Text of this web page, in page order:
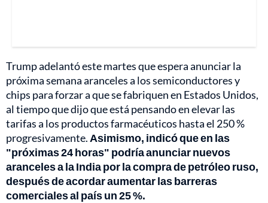
Trump adelantó este martes que espera anunciar la
próxima semana aranceles a los semiconductores y
chips para forzar a que se fabriquen en Estados Unidos,
al tiempo que dijo que está pensando en elevar las
tarifas a los productos farmacéuticos hasta el 250 %
progresivamente. Asimismo, indicó que en las
"próximas 24 horas" podría anunciar nuevos
aranceles a la India por la compra de petróleo ruso,
después de acordar aumentar las barreras
comerciales al país un 25 %.